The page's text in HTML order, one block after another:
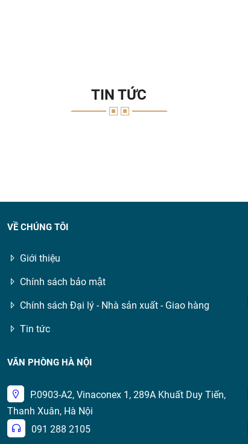
TIN TỨC
VỀ CHÚNG TÔI
Giới thiệu
Chính sách bảo mật
Chính sách Đại lý - Nhà sản xuất - Giao hàng
Tin tức
VĂN PHÒNG HÀ NỘI
P.0903-A2, Vinaconex 1, 289A Khuất Duy Tiến,
Thanh Xuân, Hà Nội
091 288 2105